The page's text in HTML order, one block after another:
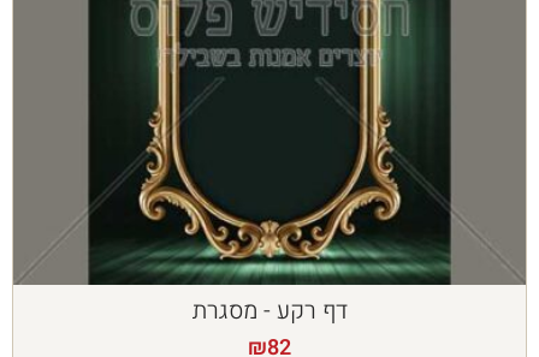
דף רקע - מסגרת
₪82